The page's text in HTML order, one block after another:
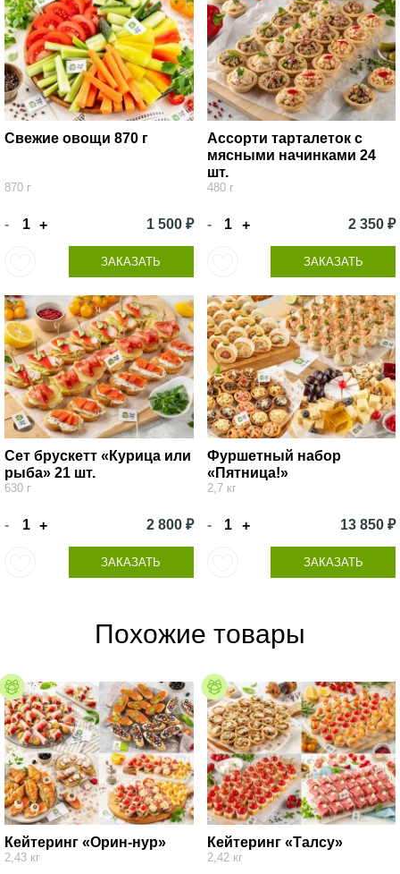
Свежие овощи 870 г
870 г
- + 1 500 ₽
ЗАКАЗАТЬ
Ассорти тарталеток с
мясными начинками 24
шт.
480 г
- + 2 350 ₽
ЗАКАЗАТЬ
Сет брускетт «Курица или
рыба» 21 шт.
630 г
- + 2 800 ₽
ЗАКАЗАТЬ
Фуршетный набор
«Пятница!»
2,7 кг
- + 13 850 ₽
ЗАКАЗАТЬ
Похожие товары
Кейтеринг «Орин-нур»
2,43 кг
Кейтеринг «Талсу»
2,42 кг